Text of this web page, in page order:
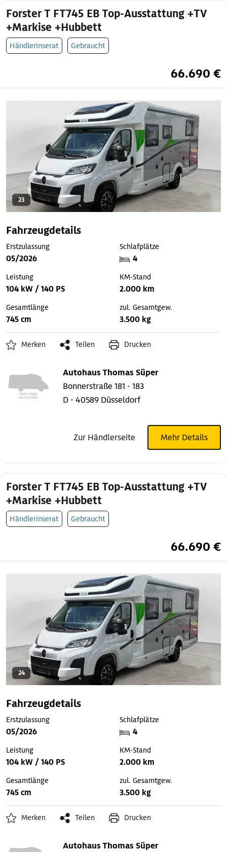
Forster T FT745 EB Top-Ausstattung +TV
+Markise +Hubbett
Händlerinserat Gebraucht
66.690 €
23
Fahrzeugdetails
Erstzulassung
05/2026
Schlafplätze
4
Leistung
104 kW / 140 PS
KM-Stand
2.000 km
Gesamtlänge
745 cm
zul. Gesamtgew.
3.500 kg
Merken Teilen Drucken
Autohaus Thomas Süper
Bonnerstraße 181 - 183
D - 40589 Düsseldorf
Zur Händlerseite Mehr Details
Forster T FT745 EB Top-Ausstattung +TV
+Markise +Hubbett
Händlerinserat Gebraucht
66.690 €
24
Fahrzeugdetails
Erstzulassung
05/2026
Schlafplätze
4
Leistung
104 kW / 140 PS
KM-Stand
2.000 km
Gesamtlänge
745 cm
zul. Gesamtgew.
3.500 kg
Merken Teilen Drucken
Autohaus Thomas Süper